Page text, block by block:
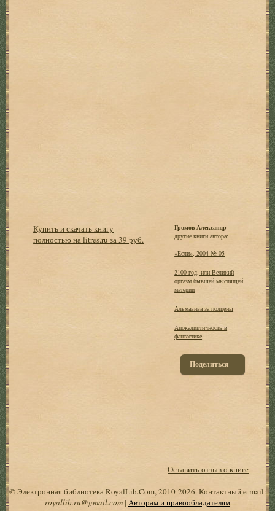
Купить и скачать книгу
полностью на litres.ru за 39 руб.
Громов Александр
другие книги автора:
«Если», 2004 № 05
2100 год, или Великий
оргазм бывшей мыслящей
материи
Альмавива за полцены
Апокалиптичность в
фантастике
Поделиться
Оставить отзыв о книге
© Электронная библиотека RoyalLib.Com, 2010-2026. Контактный e-mail:
royallib.ru@gmail.com| Авторам и правообладателям